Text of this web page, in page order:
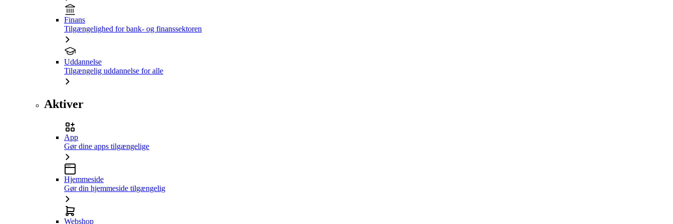
Finans
Tilgængelighed for bank- og finanssektoren
Uddannelse
Tilgængelig uddannelse for alle
Aktiver
App
Gør dine apps tilgængelige
Hjemmeside
Gør din hjemmeside tilgængelig
Webshop